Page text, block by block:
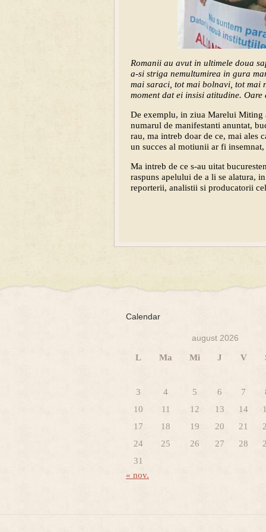
Romanii au avut in ultimele doua
a-si striga nemultumirea in gura
mai saraci, tot mai bolnavi, tot mai
moment dat ei insisi atitudine. Oare
De exemplu, in ziua Marelui Miting
numarul de manifestanti anuntat,
rau, ma intreb doar de ce, mai ales
un succes al motiunii ar fi
Ma intreb de ce s-au uitat
raspuns apelului de a li se alatura,
reporterii, analistii si producatorii
Calendar
august 2026
L Ma Mi J V
3
4 5 6 7
10
11 12 13 14
17
18 19 20 21
24
25 26 27 28
31
« nov.